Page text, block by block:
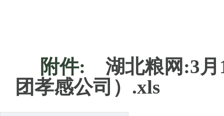
附件:
湖北粮网:3
团孝感公司）.xls